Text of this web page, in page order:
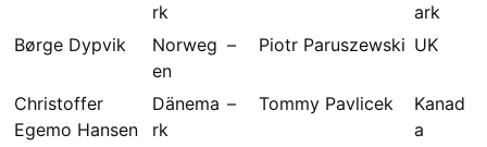
rk
ark
Børge Dypvik
Norweg
en
– Piotr Paruszewski UK
Christoffer
Egemo Hansen
Dänema
rk
– Tommy Pavlicek
Kanad
a